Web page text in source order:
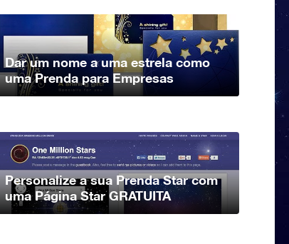
Dar um nome a uma estrela como
uma Prenda para Empresas
Personalize a sua Prenda Star com
uma Página Star GRATUITA